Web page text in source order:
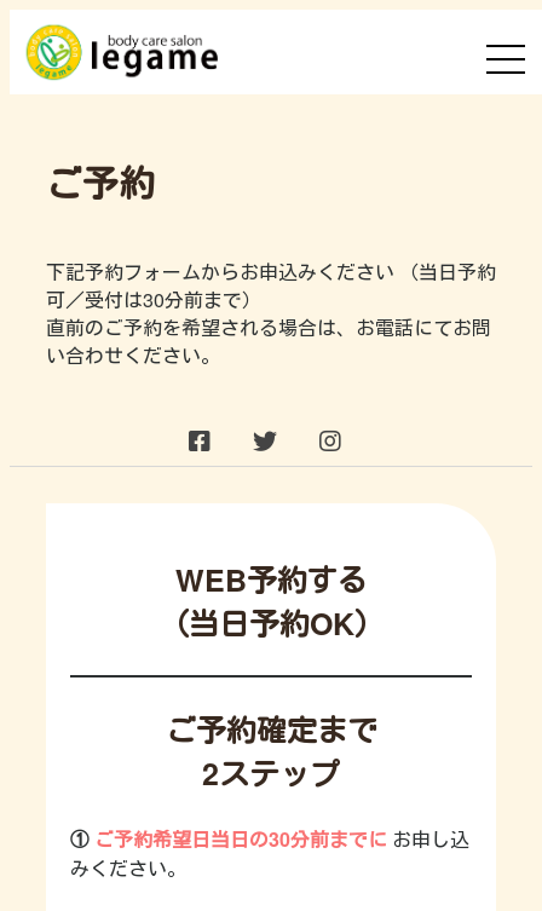
ご予約
下記予約フォームからお申込みください （当日予約
可／受付は30分前まで）
直前のご予約を希望される場合は、お電話にてお問
い合わせください。
WEB予約する
（当日予約OK）
ご予約確定まで
2ステップ
① ご予約希望日当日の30分前までに お申し込
みください。